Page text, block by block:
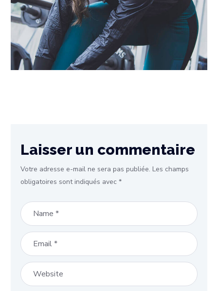
Laisser un commentaire
Votre adresse e-mail ne sera pas publiée. Les champs
obligatoires sont indiqués avec*